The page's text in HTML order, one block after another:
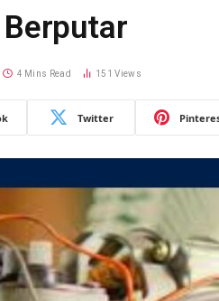
4 Mins Read 151Views
Twitter